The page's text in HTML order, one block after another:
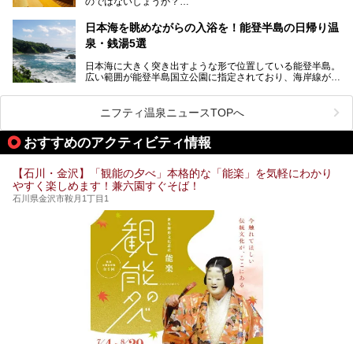
でおすすめのスーパー銭湯をご紹介します。
今回はそんなサウナによく行く人もこれから楽しむ人も格安
で楽しめるサウナを紹介します。
など、種類豊富ですよ。
日本海を眺めながらの入浴を！能登半島の日帰り温
泉・銭湯5選
日本海に大きく突き出すような形で位置している能登半島。
広い範囲が能登半島国立公園に指定されており、海岸線が作
車で行くのがオススメですが、ドライブの際にぜひ一緒に楽
しんでいただきたいのが温泉です。絶景を眺めながらつかる
温泉は最高ですよ！ 今回はそんな能登の温泉を5つご紹介
します。
ニフティ温泉ニュースTOPへ
おすすめのアクティビティ情報
【石川・金沢】「観能の夕べ」本格的な「能楽」を気軽にわかり
やすく楽しめます！兼六園すぐそば！
石川県金沢市鞍月1丁目1